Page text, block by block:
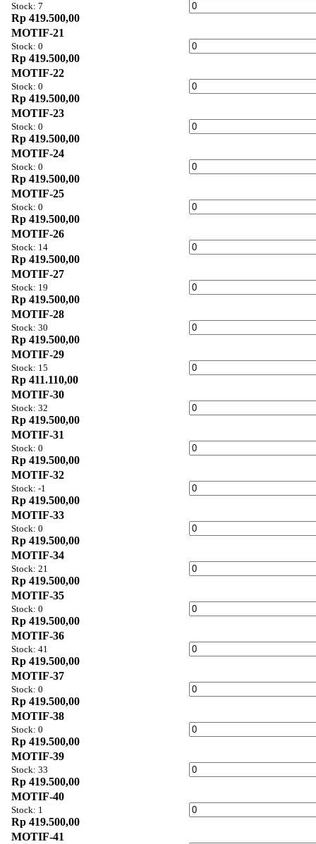
Stock: 7
Rp 419.500,00
MOTIF-21
Stock: 0
Rp 419.500,00
MOTIF-22
Stock: 0
Rp 419.500,00
MOTIF-23
Stock: 0
Rp 419.500,00
MOTIF-24
Stock: 0
Rp 419.500,00
MOTIF-25
Stock: 0
Rp 419.500,00
MOTIF-26
Stock: 14
Rp 419.500,00
MOTIF-27
Stock: 19
Rp 419.500,00
MOTIF-28
Stock: 30
Rp 419.500,00
MOTIF-29
Stock: 15
Rp 411.110,00
MOTIF-30
Stock: 32
Rp 419.500,00
MOTIF-31
Stock: 0
Rp 419.500,00
MOTIF-32
Stock: -1
Rp 419.500,00
MOTIF-33
Stock: 0
Rp 419.500,00
MOTIF-34
Stock: 21
Rp 419.500,00
MOTIF-35
Stock: 0
Rp 419.500,00
MOTIF-36
Stock: 41
Rp 419.500,00
MOTIF-37
Stock: 0
Rp 419.500,00
MOTIF-38
Stock: 0
Rp 419.500,00
MOTIF-39
Stock: 33
Rp 419.500,00
MOTIF-40
Stock: 1
Rp 419.500,00
MOTIF-41